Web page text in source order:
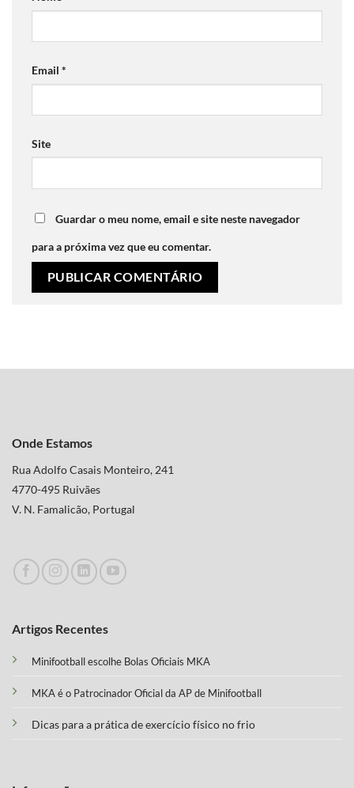
Email *
Site
Guardar o meu nome, email e site neste navegador
para a próxima vez que eu comentar.
Onde Estamos
Rua Adolfo Casais Monteiro, 241
4770-495 Ruivães
V. N. Famalicão, Portugal
Artigos Recentes
Minifootball escolhe Bolas Oficiais MKA
MKA é o Patrocinador Oficial da AP de Minifootball
Dicas para a prática de exercício físico no frio